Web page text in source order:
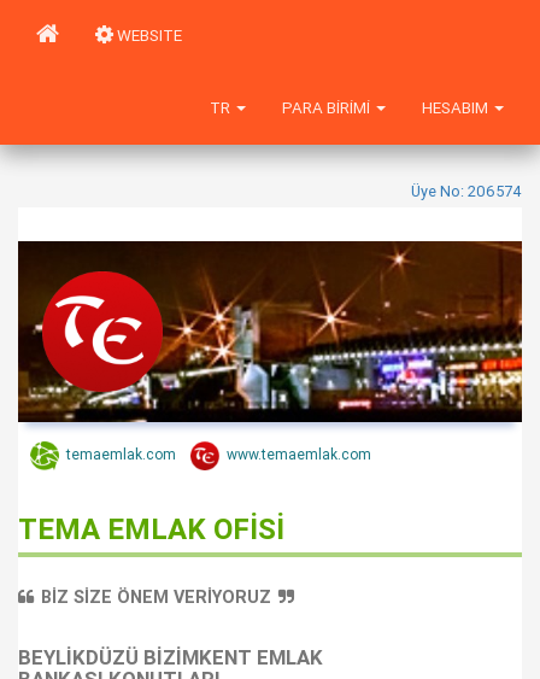
WEBSITE
HESABIM
PARA BIRIMI
TR
Üye No: 206574
temaemlak.com www.temaemlak.com
TEMA EMLAK OFİSİ
BİZ SİZE ÖNEM VERİYORUZ
BEYLİKDÜZÜ BİZİMKENT EMLAK